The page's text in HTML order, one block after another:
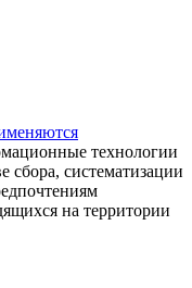
технологии
сбора, систематизации
на территории